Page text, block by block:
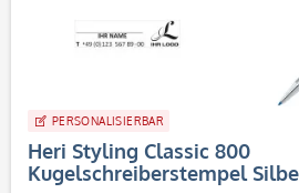
PERSONALISIERBAR
Heri Styling Classic 800
Kugelschreiberstempel